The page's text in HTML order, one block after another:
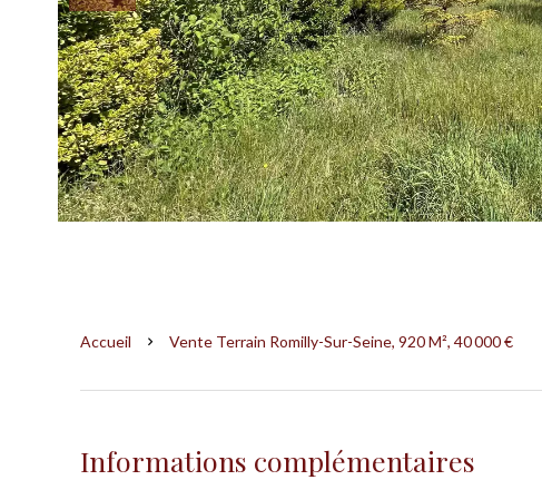
Accueil Vente Terrain Romilly-Sur-Seine, 920 M², 40 000 €
Informations complémentaires